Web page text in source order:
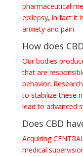
pharmaceutical
epilepsy, in fact it
anxiety and pain.
How does
Our bodies
that are
behavior.
to stabilize these
lead to advanced
Does CBD
Acquiring
medical